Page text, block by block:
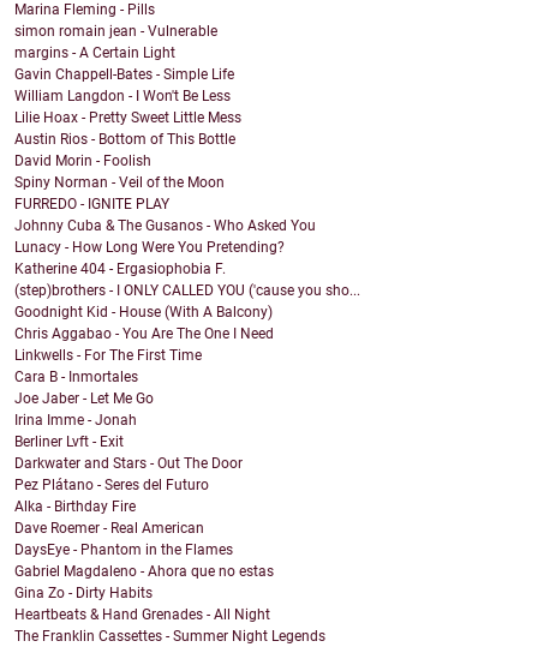
Marina Fleming - Pills
simon romain jean - Vulnerable
margins - A Certain Light
Gavin Chappell-Bates - Simple Life
William Langdon - I Won't Be Less
Lilie Hoax - Pretty Sweet Little Mess
Austin Rios - Bottom of This Bottle
David Morin - Foolish
Spiny Norman - Veil of the Moon
FURREDO - IGNITE PLAY
Johnny Cuba & The Gusanos - Who Asked You
Lunacy - How Long Were You Pretending?
Katherine 404 - Ergasiophobia F.
(step)brothers - I ONLY CALLED YOU ('cause you sho...
Goodnight Kid - House (With A Balcony)
Chris Aggabao - You Are The One I Need
Linkwells - For The First Time
Cara B - Inmortales
Joe Jaber - Let Me Go
Irina Imme - Jonah
Berliner Lvft - Exit
Darkwater and Stars - Out The Door
Pez Plátano - Seres del Futuro
Alka - Birthday Fire
Dave Roemer - Real American
DaysEye - Phantom in the Flames
Gabriel Magdaleno - Ahora que no estas
Gina Zo - Dirty Habits
Heartbeats & Hand Grenades - All Night
The Franklin Cassettes - Summer Night Legends